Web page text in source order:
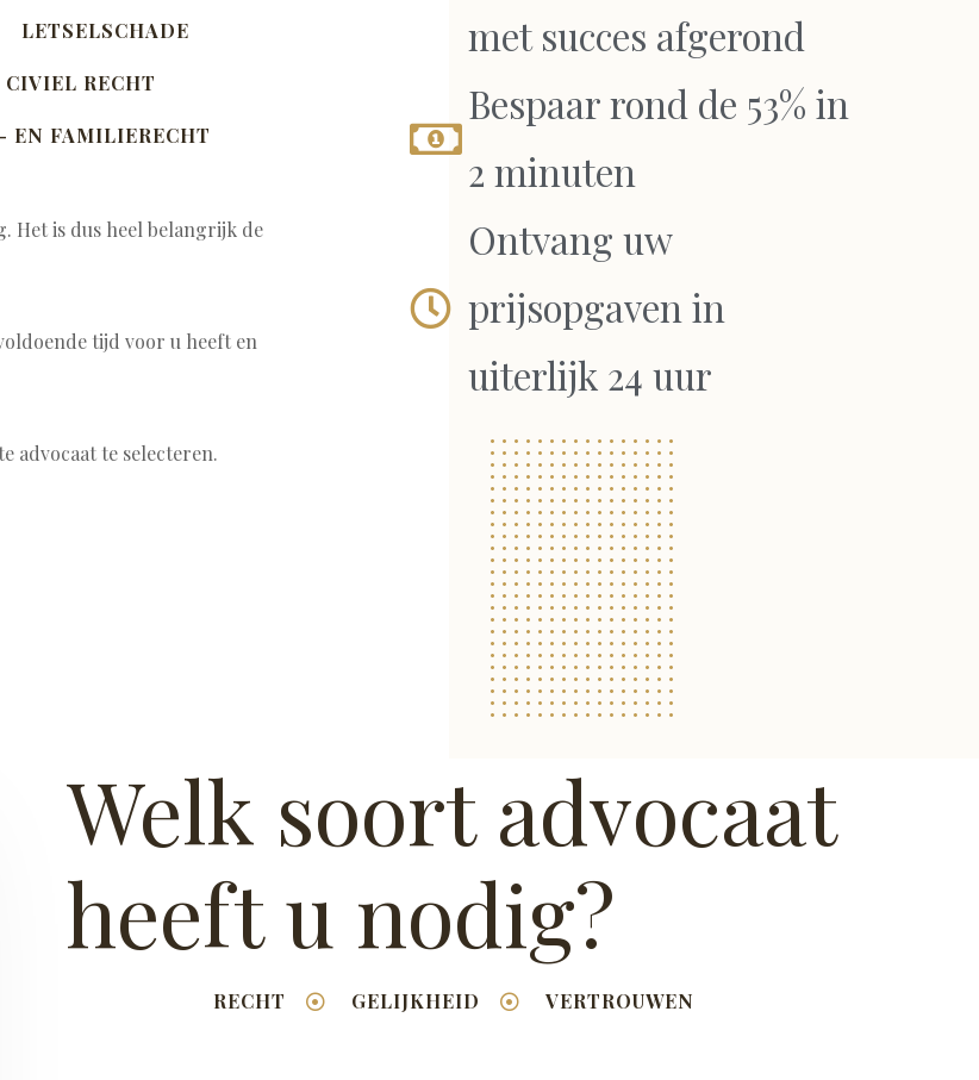
LETSELSCHADE
CIVIEL RECHT
EN FAMILIERECHT
Het is dus heel belangrijk de
tijd voor u heeft en
advocaat te selecteren.
met succes afgerond
Bespaar rond de 53% in
2 minuten
Ontvang uw
prijsopgaven in
uiterlijk 24 uur
Welk soort advocaat
heeft u nodig?
RECHT GELIJKHEID VERTROUWEN